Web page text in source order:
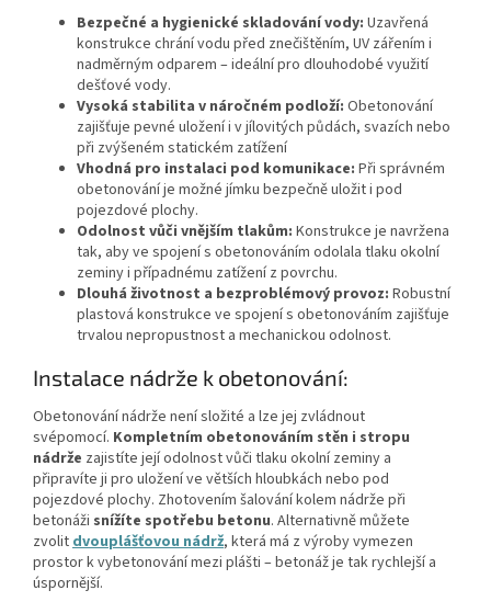
Bezpečné a hygienické skladování vody: Uzavřená
konstrukce chrání vodu před znečištěním, UV zářením i
nadměrným odparem – ideální pro dlouhodobé využití
dešťové vody.
Vysoká stabilita v náročném podloží: Obetonování
zajišťuje pevné uložení i v jílovitých půdách, svazích nebo
při zvýšeném statickém zatížení
Vhodná pro instalaci pod komunikace: Při správném
obetonování je možné jímku bezpečně uložit i pod
pojezdové plochy.
Odolnost vůči vnějším tlakům: Konstrukce je navržena
tak, aby ve spojení s obetonováním odolala tlaku okolní
zeminy i případnému zatížení z povrchu.
Dlouhá životnost a bezproblémový provoz: Robustní
plastová konstrukce ve spojení s obetonováním zajišťuje
trvalou nepropustnost a mechanickou odolnost.
Instalace nádrže k obetonování:
Obetonování nádrže není složité a lze jej zvládnout
svépomocí. Kompletním obetonováním stěn i stropu
nádrže zajistíte její odolnost vůči tlaku okolní zeminy a
připravíte ji pro uložení ve větších hloubkách nebo pod
pojezdové plochy. Zhotovením šalování kolem nádrže při
betonáži snížíte spotřebu betonu. Alternativně můžete
zvolitdvouplášťovou nádrž, která má z výroby vymezen
prostor k vybetonování mezi plášti – betonáž je tak rychlejší a
úspornější.